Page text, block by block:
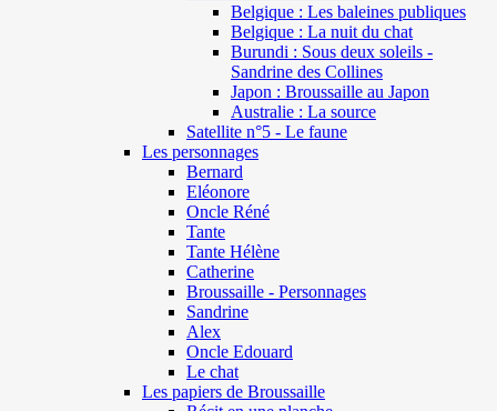
Belgique : Les baleines publiques
Belgique : La nuit du chat
Burundi : Sous deux soleils -
Sandrine des Collines
Japon : Broussaille au Japon
Australie : La source
Satellite n°5 - Le faune
Les personnages
Bernard
Eléonore
Oncle Réné
Tante
Tante Hélène
Catherine
Broussaille - Personnages
Sandrine
Alex
Oncle Edouard
Le chat
Les papiers de Broussaille